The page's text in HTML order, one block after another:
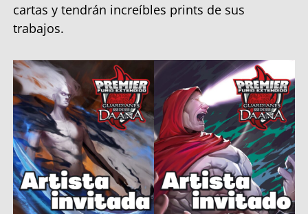
cartas y tendrán increíbles prints de sus
trabajos.